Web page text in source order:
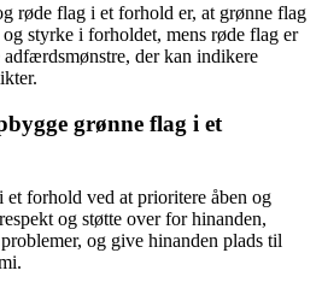
røde flag i et forhold er, at grønne flag
styrke i forholdet, mens røde flag er
adfærdsmønstre, der kan indikere
grønne flag i et
forhold ved at prioritere åben og
og støtte over for hinanden,
og give hinanden plads til